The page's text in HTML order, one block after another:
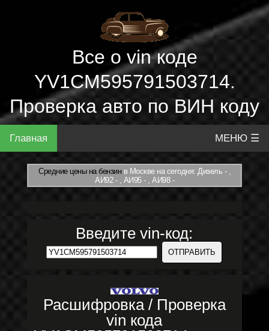
Все о vin коде
YV1CM595791503714.
Проверка авто по ВИН коду
Главная МЕНЮ ☰
Средние цены на бензинв Москве на сегодня: Дизель - ,
АИ92 - , АИ95 - , АИ98 -
Введите vin-код:
Расшифровка / Проверка
vin кода